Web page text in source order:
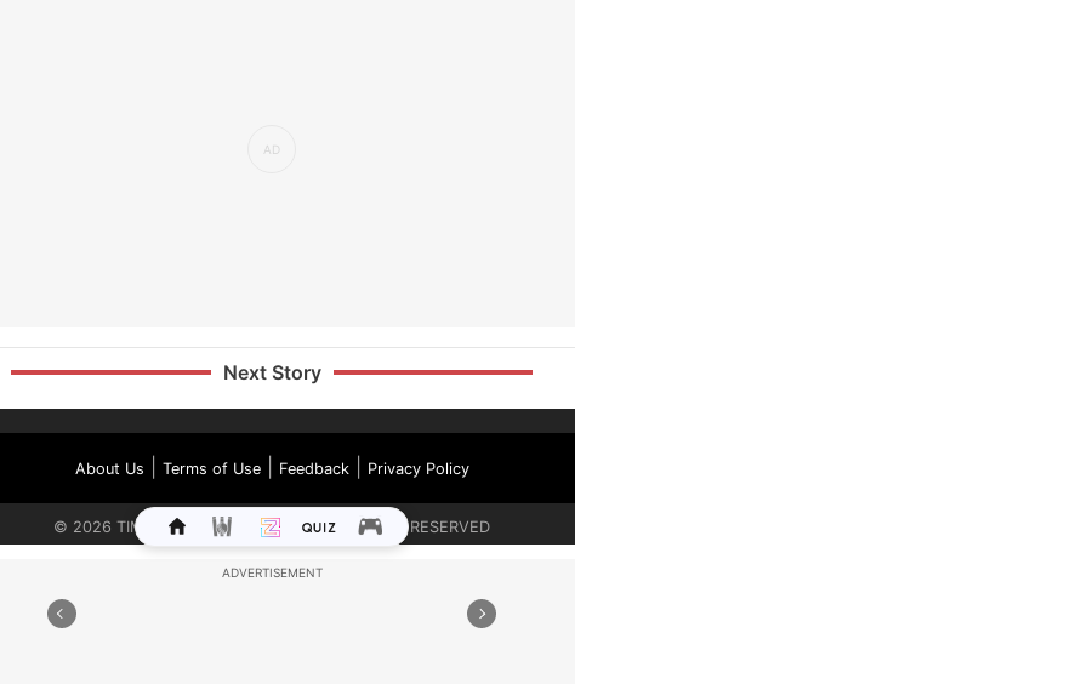
Next Story
About Us Terms of Use| Feedback| Privacy Policy
© 2026 TIMES INTERNET LIMITED. ALL RIGHTS RESERVED